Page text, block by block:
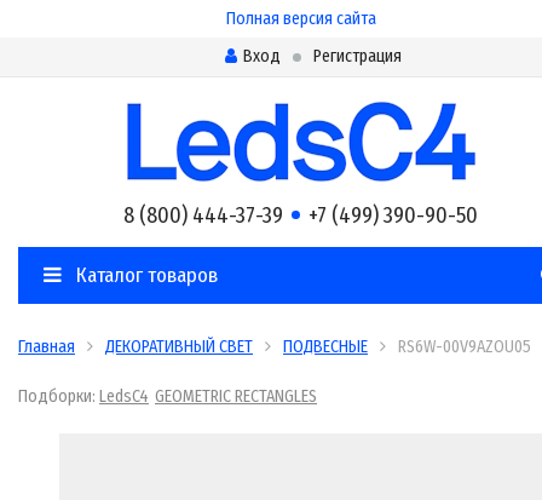
Полная версия сайта
Вход
Регистрация
8 (800) 444-37-39 +7 (499) 390-90-50
Каталог товаров
Главная ДЕКОРАТИВНЫЙ СВЕТ ПОДВЕСНЫЕ RS6W-00V9AZOU05
Подборки: LedsC4 GEOMETRIC RECTANGLES